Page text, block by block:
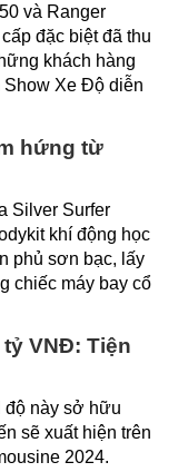
và Ranger
đặc biệt đã thu
khách hàng
Show Xe Độ diễn
hứng từ
Silver Surfer
khí động học
phủ sơn bạc, lấy
chiếc máy bay cổ
VNĐ: Tiện
độ này sở hữu
sẽ xuất hiện trên
2024.